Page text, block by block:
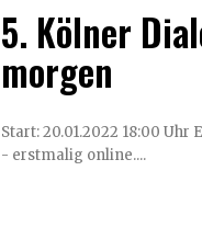
5. Kölner
morgen
Start: 20.01.2022 18:00 Uhr End: 20.01.2022 19:30 Uhr
- erstmalig online....